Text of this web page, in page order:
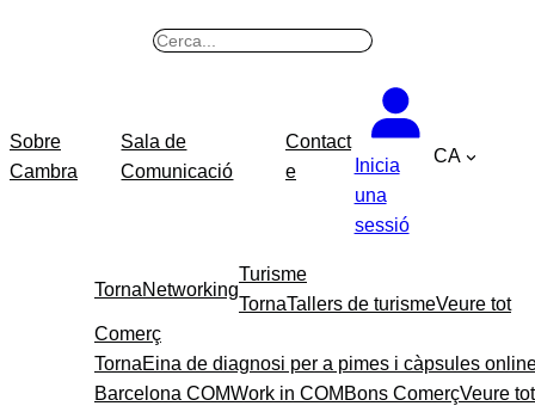
B
Sobre
Cambra
Sala de
Comunicació
Contact
e
Inicia
una
sessió
CA
TornaNetworking
Turisme
TornaTallers de turismeVeure tot
Comerç
TornaEina de diagnosi per a pimes i càpsules
Barcelona COMWork in COM Bons ComerçVeure tot